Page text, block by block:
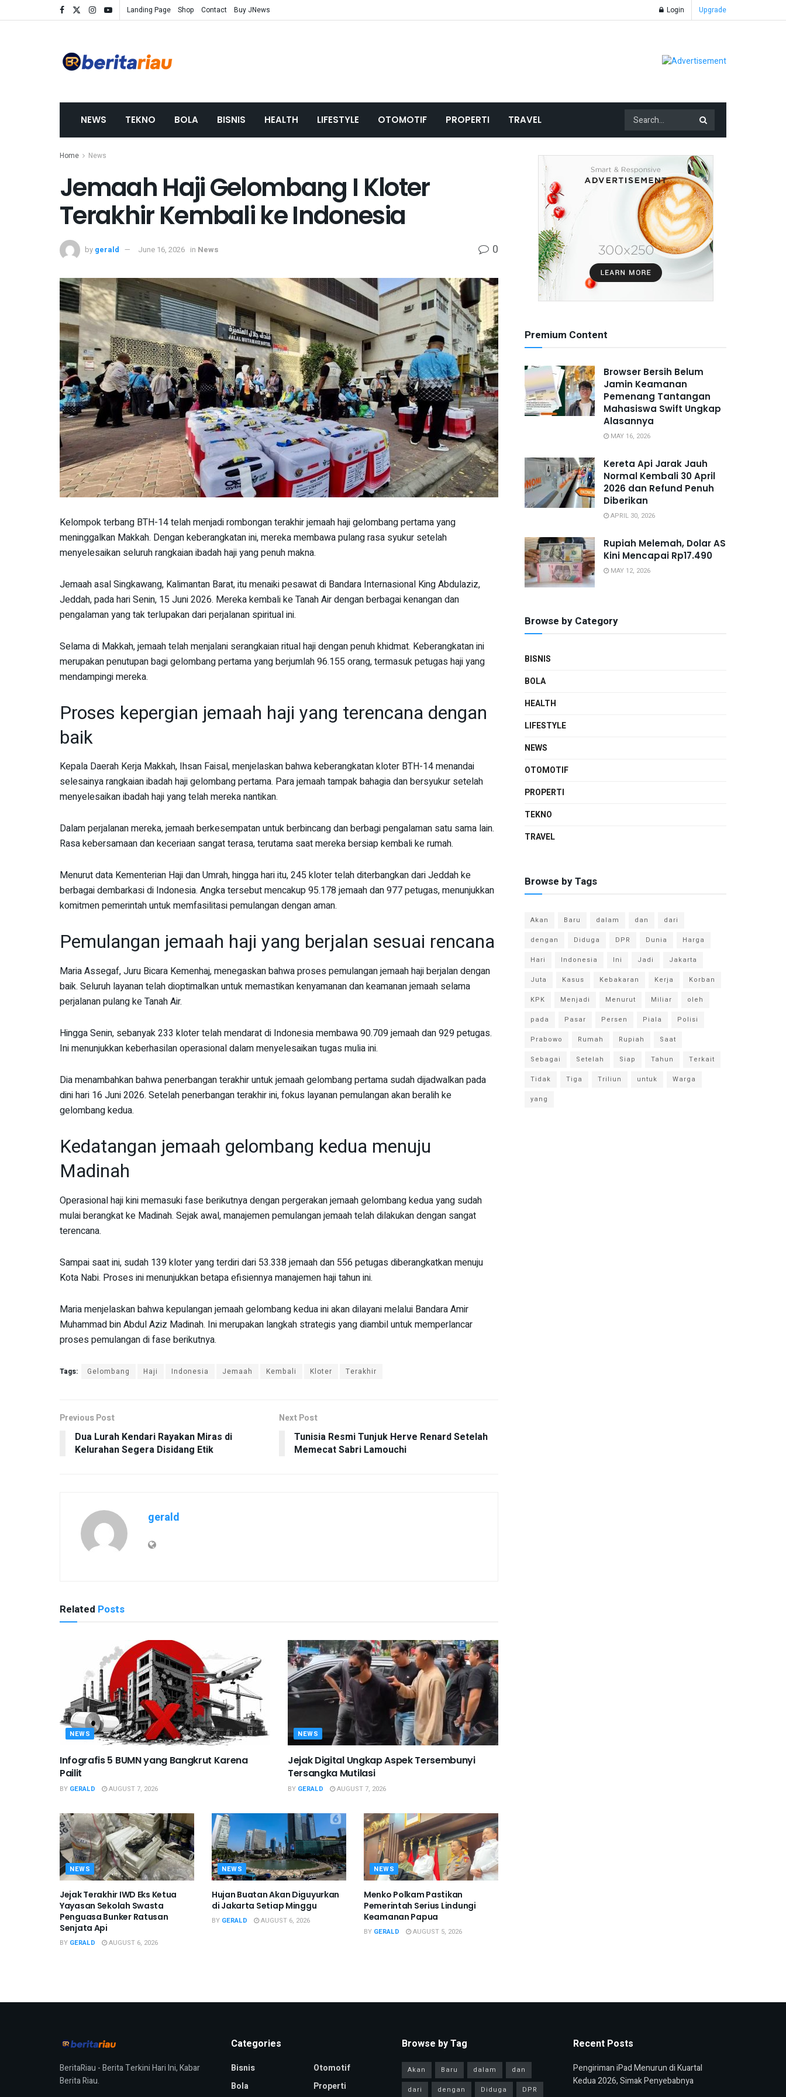
Landing Page Shop Contact Buy JNews Login Upgrade
NEWS TEKNO BOLA BISNIS HEALTH LIFESTYLE OTOMOTIF PROPERTI TRAVEL
Home News
Jemaah Haji Gelombang I Kloter
Terakhir Kembali ke Indonesia
by gerald June 16, 2026 in News 0
Kelompok terbang BTH-14 telah menjadi rombongan terakhir jemaah haji gelombang pertama yang
meninggalkan Makkah. Dengan keberangkatan ini, mereka membawa pulang rasa syukur setelah
menyelesaikan seluruh rangkaian ibadah haji yang penuh makna.
Jemaah asal Singkawang, Kalimantan Barat, itu menaiki pesawat di Bandara Internasional King Abdulaziz,
Jeddah, pada hari Senin, 15 Juni 2026. Mereka kembali ke Tanah Air dengan berbagai kenangan dan
pengalaman yang tak terlupakan dari perjalanan spiritual ini.
Selama di Makkah, jemaah telah menjalani serangkaian ritual haji dengan penuh khidmat. Keberangkatan ini
merupakan penutupan bagi gelombang pertama yang berjumlah 96.155 orang, termasuk petugas haji yang
mendampingi mereka.
Proses kepergian jemaah haji yang terencana dengan
baik
Kepala Daerah Kerja Makkah, Ihsan Faisal, menjelaskan bahwa keberangkatan kloter BTH-14 menandai
selesainya rangkaian ibadah haji gelombang pertama. Para jemaah tampak bahagia dan bersyukur setelah
menyelesaikan ibadah haji yang telah mereka nantikan.
Dalam perjalanan mereka, jemaah berkesempatan untuk berbincang dan berbagi pengalaman satu sama lain.
Rasa kebersamaan dan keceriaan sangat terasa, terutama saat mereka bersiap kembali ke rumah.
Menurut data Kementerian Haji dan Umrah, hingga hari itu, 245 kloter telah diterbangkan dari Jeddah ke
berbagai dembarkasi di Indonesia. Angka tersebut mencakup 95.178 jemaah dan 977 petugas, menunjukkan
komitmen pemerintah untuk memfasilitasi pemulangan dengan aman.
Pemulangan jemaah haji yang berjalan sesuai rencana
Maria Assegaf, Juru Bicara Kemenhaj, menegaskan bahwa proses pemulangan jemaah haji berjalan dengan
baik. Seluruh layanan telah dioptimalkan untuk memastikan kenyamanan dan keamanan jemaah selama
perjalanan pulang ke Tanah Air.
Hingga Senin, sebanyak 233 kloter telah mendarat di Indonesia membawa 90.709 jemaah dan 929 petugas.
Ini menunjukkan keberhasilan operasional dalam menyelesaikan tugas mulia ini.
Dia menambahkan bahwa penerbangan terakhir untuk jemaah gelombang pertama sudah dijadwalkan pada
dini hari 16 Juni 2026. Setelah penerbangan terakhir ini, fokus layanan pemulangan akan beralih ke
gelombang kedua.
Kedatangan jemaah gelombang kedua menuju
Madinah
Operasional haji kini memasuki fase berikutnya dengan pergerakan jemaah gelombang kedua yang sudah
mulai berangkat ke Madinah. Sejak awal, manajemen pemulangan jemaah telah dilakukan dengan sangat
terencana.
Sampai saat ini, sudah 139 kloter yang terdiri dari 53.338 jemaah dan 556 petugas diberangkatkan menuju
Kota Nabi. Proses ini menunjukkan betapa efisiennya manajemen haji tahun ini.
Maria menjelaskan bahwa kepulangan jemaah gelombang kedua ini akan dilayani melalui Bandara Amir
Muhammad bin Abdul Aziz Madinah. Ini merupakan langkah strategis yang diambil untuk memperlancar
proses pemulangan di fase berikutnya.
Tags: Gelombang Haji Indonesia Jemaah Kembali Kloter Terakhir
Previous Post
Dua Lurah Kendari Rayakan Miras di
Kelurahan Segera Disidang Etik
Next Post
Tunisia Resmi Tunjuk Herve Renard Setelah
Memecat Sabri Lamouchi
gerald
Related Posts
NEWS
Infografis 5 BUMN yang Bangkrut Karena
Pailit
BY GERALD AUGUST 7, 2026
NEWS
Jejak Digital Ungkap Aspek Tersembunyi
Tersangka Mutilasi
BY GERALD AUGUST 7, 2026
NEWS
Jejak Terakhir IWD Eks Ketua
Yayasan Sekolah Swasta
Penguasa Bunker Ratusan
Senjata Api
BY GERALD AUGUST 6, 2026
NEWS
Hujan Buatan Akan Diguyurkan
di Jakarta Setiap Minggu
BY GERALD AUGUST 6, 2026
NEWS
Menko Polkam Pastikan
Pemerintah Serius Lindungi
Keamanan Papua
BY GERALD AUGUST 5, 2026
Premium Content
Browser Bersih Belum
Jamin Keamanan
Pemenang Tantangan
Mahasiswa Swift Ungkap
Alasannya
MAY 16, 2026
Kereta Api Jarak Jauh
Normal Kembali 30 April
2026 dan Refund Penuh
Diberikan
APRIL 30, 2026
Rupiah Melemah, Dolar AS
Kini Mencapai Rp17.490
MAY 12, 2026
Browse by Category
BISNIS
BOLA
HEALTH
LIFESTYLE
NEWS
OTOMOTIF
PROPERTI
TEKNO
TRAVEL
Browse by Tags
Akan Baru dalam dan
dari
dengan
Diduga DPR Dunia
Harga
Hari
Indonesia Ini Jadi
Jakarta
Juta
Kasus Kebakaran Kerja
Korban
KPK
Menjadi Menurut Miliar
oleh
pada
Pasar Persen Piala
Polisi
Prabowo
Rumah Rupiah
Saat
Sebagai
Setelah Siap Tahun
Terkait
Tidak
Tiga Triliun untuk
Warga
yang
BeritaRiau - Berita Terkini Hari Ini, Kabar
Berita Riau.
Categories
Bisnis
Bola
Otomotif
Properti
Browse by Tag
Akan Baru dalam
dan
dari
dengan Diduga DPR
Recent Posts
Pengiriman iPad Menurun di Kuartal
Kedua 2026, Simak Penyebabnya